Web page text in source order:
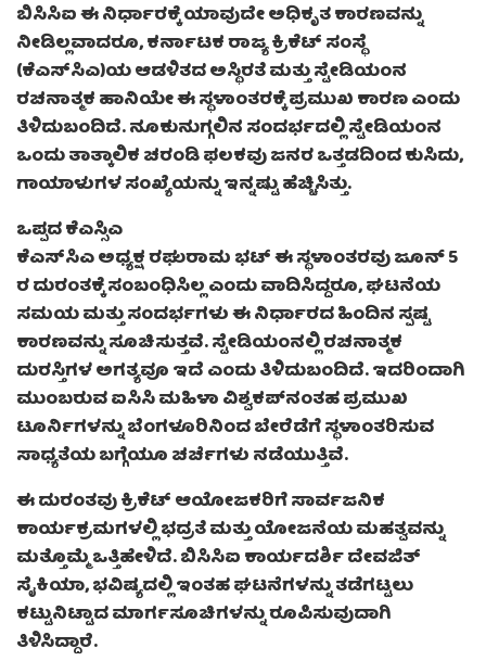
ಬಿಸಿಸಿಐ ಈ ನಿರ್ಧಾರಕ್ಕೆ ಯಾವುದೇ ಅಧಿಕೃತ ಕಾರಣವನ್ನು
ನೀಡಿಲ್ಲವಾದರೂ, ಕರ್ನಾಟಕ ರಾಜ್ಯ ಕ್ರಿಕೆಟ್ ಸಂಸ್ಥೆ
(ಕೆಎಸ್‌ಸಿಎ)ಯ ಆಡಳಿತದ ಅಸ್ಥಿರತೆ ಮತ್ತು ಸ್ಟೇಡಿಯಂನ
ರಚನಾತ್ಮಕ ಹಾನಿಯೇ ಈ ಸ್ಥಳಾಂತರಕ್ಕೆ ಪ್ರಮುಖ ಕಾರಣ ಎಂದು
ತಿಳಿದುಬಂದಿದೆ. ನೂಕುನುಗ್ಗಲಿನ ಸಂದರ್ಭದಲ್ಲಿ ಸ್ಟೇಡಿಯಂನ
ಒಂದು ತಾತ್ಕಾಲಿಕ ಚರಂಡಿ ಫಲಕವು ಜನರ ಒತ್ತಡದಿಂದ ಕುಸಿದು,
ಗಾಯಾಳುಗಳ ಸಂಖ್ಯೆಯನ್ನು ಇನ್ನಷ್ಟು ಹೆಚ್ಚಿಸಿತ್ತು.
ಒಪ್ಪದ ಕೆಎಸ್ಸಿಎ
ಕೆಎಸ್‌ಸಿಎ ಅಧ್ಯಕ್ಷ ರಘುರಾಮ ಭಟ್ ಈ ಸ್ಥಳಾಂತರವು ಜೂನ್ 5
ರ ದುರಂತಕ್ಕೆ ಸಂಬಂಧಿಸಿಲ್ಲ ಎಂದು ವಾದಿಸಿದ್ದರೂ, ಘಟನೆಯ
ಸಮಯ ಮತ್ತು ಸಂದರ್ಭಗಳು ಈ ನಿರ್ಧಾರದ ಹಿಂದಿನ ಸ್ಪಷ್ಟ
ಕಾರಣವನ್ನು ಸೂಚಿಸುತ್ತವೆ. ಸ್ಟೇಡಿಯಂನಲ್ಲಿ ರಚನಾತ್ಮಕ
ದುರಸ್ತಿಗಳ ಅಗತ್ಯವೂ ಇದೆ ಎಂದು ತಿಳಿದುಬಂದಿದೆ. ಇದರಿಂದಾಗಿ
ಮುಂಬರುವ ಐಸಿಸಿ ಮಹಿಳಾ ವಿಶ್ವಕಪ್‌ನಂತಹ ಪ್ರಮುಖ
ಟೂರ್ನಿಗಳನ್ನು ಬೆಂಗಳೂರಿನಿಂದ ಬೇರೆಡೆಗೆ ಸ್ಥಳಾಂತರಿಸುವ
ಸಾಧ್ಯತೆಯ ಬಗ್ಗೆಯೂ ಚರ್ಚೆಗಳು ನಡೆಯುತ್ತಿವೆ.
ಈ ದುರಂತವು ಕ್ರಿಕೆಟ್ ಆಯೋಜಕರಿಗೆ ಸಾರ್ವಜನಿಕ
ಕಾರ್ಯಕ್ರಮಗಳಲ್ಲಿ ಭದ್ರತೆ ಮತ್ತು ಯೋಜನೆಯ ಮಹತ್ವವನ್ನು
ಮತ್ತೊಮ್ಮೆ ಒತ್ತಿಹೇಳಿದೆ. ಬಿಸಿಸಿಐ ಕಾರ್ಯದರ್ಶಿ ದೇವಜಿತ್
ಸೈಕಿಯಾ, ಭವಿಷ್ಯದಲ್ಲಿ ಇಂತಹ ಘಟನೆಗಳನ್ನು ತಡೆಗಟ್ಟಲು
ಕಟ್ಟುನಿಟ್ಟಾದ ಮಾರ್ಗಸೂಚಿಗಳನ್ನು ರೂಪಿಸುವುದಾಗಿ
ತಿಳಿಸಿದ್ದಾರೆ.